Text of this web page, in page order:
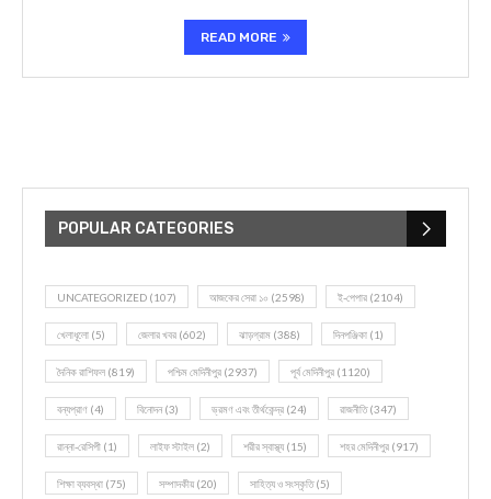
READ MORE
POPULAR CATEGORIES
UNCATEGORIZED (107) আজকের সেরা ১০ (2598) ই-পেপার (2104)
খেলাধূলো (5) জেলার খবর (602) ঝাড়গ্রাম (388) দিনপঞ্জিকা (1)
দৈনিক রাশিফল (819) পশ্চিম মেদিনীপুর (2937) পূর্ব মেদিনীপুর (1120)
বন্যপ্রাণ (4) বিনোদন(3) ভ্রমণ এবং তীর্থকেন্দ্র (24) রাজনীতি(347)
রান্না-রেসিপী (1) লাইফ স্টাইল (2) শরীর স্বাস্থ্য (15) শহর মেদিনীপুর (917)
শিক্ষা ব্যবস্থা (75) সম্পাদকীয় (20) সাহিত্য ও সংস্কৃতি(5)